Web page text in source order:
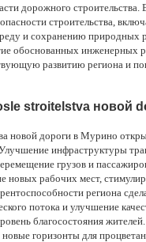
дорожного
строительства,
и сохранению природных
обоснованных инженерных
развитию региона и
stroitelstva новой
новой дороги в Мурино
инфраструктуры
грузов и
новых рабочих мест,
региона
потока и улучшение
благосостояния
горизонты для